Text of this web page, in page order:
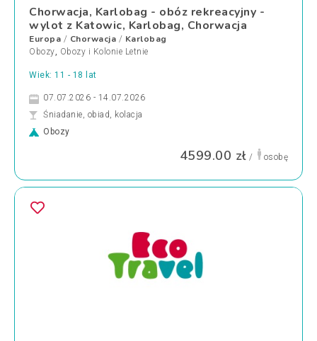
Chorwacja, Karlobag - obóz rekreacyjny -
wylot z Katowic, Karlobag, Chorwacja
Europa / Chorwacja / Karlobag
Obozy, Obozy i Kolonie Letnie
Wiek: 11 - 18 lat
07.07.2026 - 14.07.2026
Śniadanie, obiad, kolacja
Obozy
4599.00 zł / osobę